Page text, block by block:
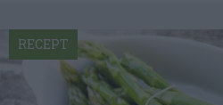
RECEPT